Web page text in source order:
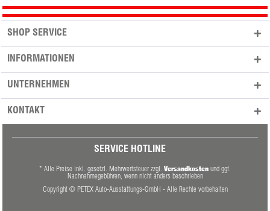
SHOP SERVICE
INFORMATIONEN
UNTERNEHMEN
KONTAKT
SERVICE HOTLINE
* Alle Preise inkl. gesetzl. Mehrwertsteuer zzgl. Versandkosten und ggf.
Nachnahmegebühren, wenn nicht anders beschrieben
Copyright © PETEX Auto-Ausstattungs-GmbH - Alle Rechte vorbehalten